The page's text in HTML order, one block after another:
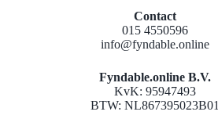
Contact
015 4550596
info@fyndable.online
Fyndable.online B.V.
KvK: 95947493
BTW: NL867395023B01